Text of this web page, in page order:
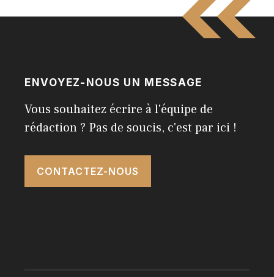
ENVOYEZ-NOUS UN MESSAGE
Vous souhaitez écrire à l'équipe de
rédaction ? Pas de soucis, c'est par ici !
CONTACTEZ-NOUS